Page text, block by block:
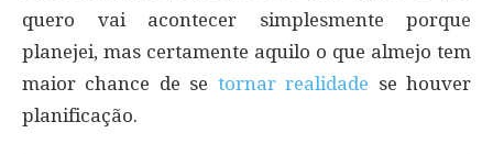
quero vai acontecer simplesmente porque
planejei, mas certamente aquilo o que almejo tem
maior chance de se tornar realidade se houver
planificação.